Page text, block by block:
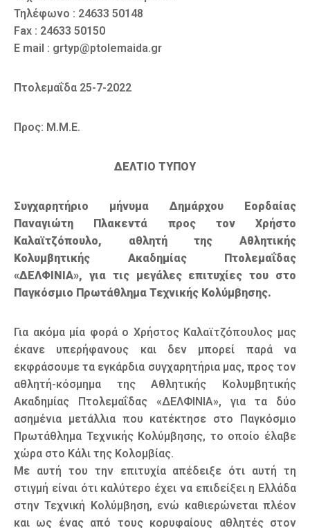
Τηλέφωνο : 24633 50148
Fax : 24633 50150
E mail : grtyp@ptolemaida.gr
Πτολεμαΐδα 25-7-2022
Προς: Μ.Μ.Ε.
ΔΕΛΤΙΟ ΤΥΠΟΥ
Συγχαρητήριο μήνυμα Δημάρχου Εορδαίας
Παναγιώτη Πλακεντά προς τον Χρήστο
Καλαϊτζόπουλο, αθλητή της Αθλητικής
Κολυμβητικής Ακαδημίας Πτολεμαΐδας
«ΔΕΛΦΙΝΙΑ», για τις μεγάλες επιτυχίες του στο
Παγκόσμιο Πρωτάθλημα Τεχνικής Κολύμβησης.
Για ακόμα μία φορά ο Χρήστος Καλαϊτζόπουλος μας
έκανε υπερήφανους και δεν μπορεί παρά να
εκφράσουμε τα εγκάρδια συγχαρητήρια μας, προς τον
αθλητή-κόσμημα της Αθλητικής Κολυμβητικής
Ακαδημίας Πτολεμαΐδας «ΔΕΛΦΙΝΙΑ», για τα δύο
ασημένια μετάλλια που κατέκτησε στο Παγκόσμιο
Πρωτάθλημα Τεχνικής Κολύμβησης, το οποίο έλαβε
χώρα στο Κάλι της Κολομβίας.
Με αυτή του την επιτυχία απέδειξε ότι αυτή τη
στιγμή είναι ότι καλύτερο έχει να επιδείξει η Ελλάδα
στην Τεχνική Κολύμβηση, ενώ καθιερώνεται πλέον
και ως ένας από τους κορυφαίους αθλητές στον